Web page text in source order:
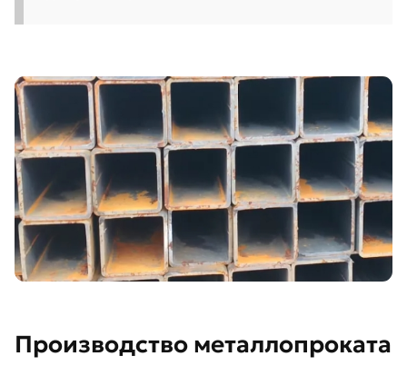
Производство металлопроката